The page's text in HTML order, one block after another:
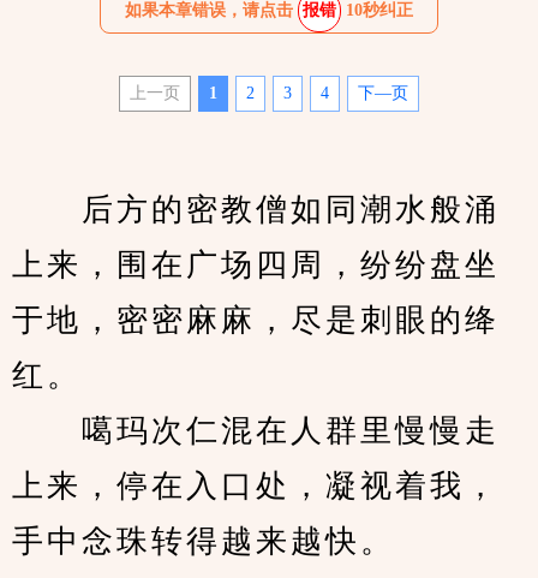
如果本章错误，请点击 报错 10秒纠正
上一页 1 2 3 4 下—页
后方的密教僧如同潮水般涌
上来，围在广场四周，纷纷盘坐
于地，密密麻麻，尽是刺眼的绛
红。
噶玛次仁混在人群里慢慢走
上来，停在入口处，凝视着我，
手中念珠转得越来越快。